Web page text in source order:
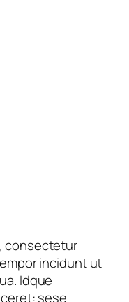
consectetur
incidunt ut
Idque
sese